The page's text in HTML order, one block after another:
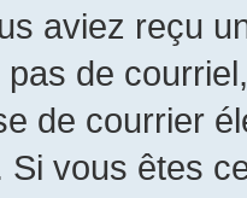
aviez reçu
de
de courrier
vous êtes